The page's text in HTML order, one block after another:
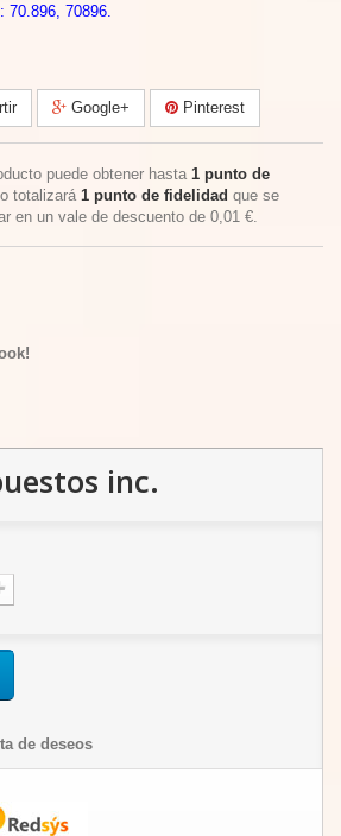
70.896, 70896.
Google+ Pinterest
puede obtener hasta 1 punto de
totalizará 1 punto de fidelidad que se
en un vale de descuento de 0,01 €.
inc.
de deseos